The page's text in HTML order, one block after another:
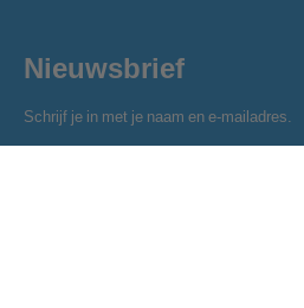
Nieuwsbrief
Schrijf je in met je naam en e-mailadres.